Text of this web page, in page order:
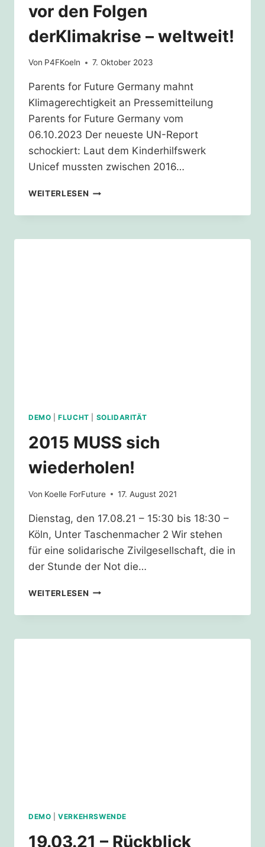
vor den Folgen
derKlimakrise – weltweit!
Von P4FKoeln 7. Oktober 2023
Parents for Future Germany mahnt
Klimagerechtigkeit an Pressemitteilung
Parents for Future Germany vom
06.10.2023 Der neueste UN-Report
schockiert: Laut dem Kinderhilfswerk
Unicef mussten zwischen 2016…
WEITERLESEN SCHÜTZT
VOR
FOLGEN
DEMO |FLUCHT SOLIDARITÄT
2015 MUSS sich
wiederholen!
Von Koelle ForFuture 17. August 2021
Dienstag, den 17.08.21 – 15:30 bis 18:30 –
Köln, Unter Taschenmacher 2 Wir stehen
für eine solidarische Zivilgesellschaft, die in
der Stunde der Not die…
WEITERLESEN 2015
SICH
DEMO |VERKEHRSWENDE
19.03.21 – Rückblick